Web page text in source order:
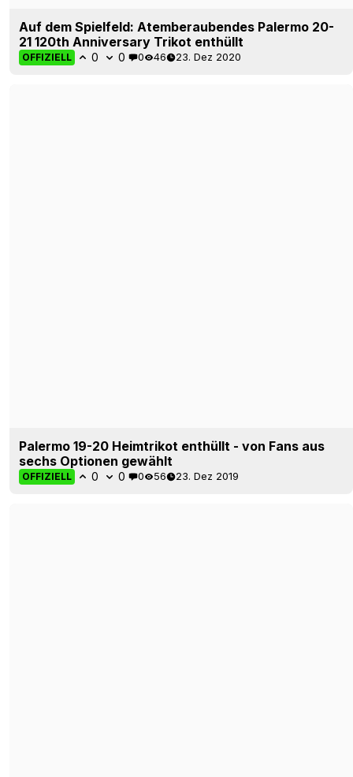
Brandneues SSC Palermo Logo enthüllt + Kappa-
Ausrüstervertrag
OFFIZIELL 0 0 0 71 15. Aug 2019